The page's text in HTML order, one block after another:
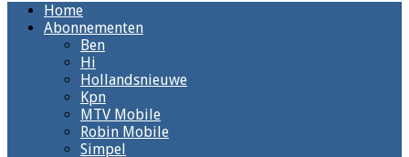
Home
Abonnementen
Ben
Hi
Hollandsnieuwe
Kpn
MTV Mobile
Robin Mobile
Simpel